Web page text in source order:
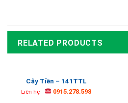
RELATED PRODUCTS
Cây Tiền – 141TTL
Liên hệ 0915.278.598